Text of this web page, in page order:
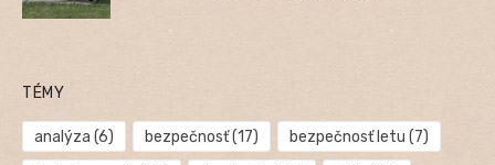
TÉMY
analýza (6) bezpečnosť(17) bezpečnosť letu (7)